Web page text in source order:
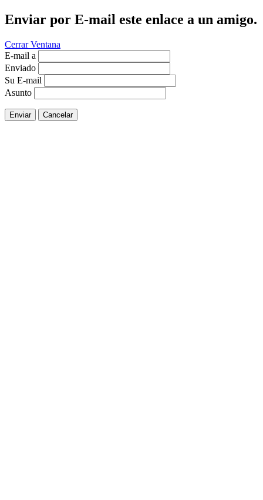
Enviar por E-mail este enlace a un amigo.
Cerrar Ventana
E-mail a
Enviado
Su E-mail
Asunto
Enviar Cancelar